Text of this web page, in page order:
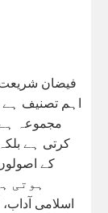
فیضان
اہم تصنیف
مجموعہ
کرتی ہے
کے
ہوتی
اسلامی